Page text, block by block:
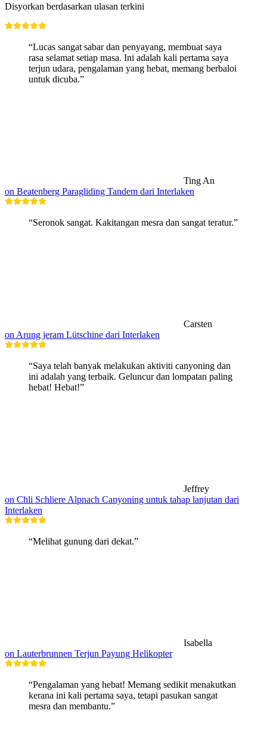
Disyorkan berdasarkan ulasan terkini
“Lucas sangat sabar dan penyayang, membuat saya
rasa selamat setiap masa. Ini adalah kali pertama saya
terjun udara, pengalaman yang hebat, memang berbaloi
untuk dicuba.”
Ting An
on Beatenberg Paragliding Tandem dari Interlaken
“Seronok sangat. Kakitangan mesra dan sangat teratur.”
Carsten
on Arung jeram Lütschine dari Interlaken
“Saya telah banyak melakukan aktiviti canyoning dan
ini adalah yang terbaik. Geluncur dan lompatan paling
hebat! Hebat!”
Jeffrey
on Chli Schliere Alpnach Canyoning untuk tahap lanjutan dari
Interlaken
“Melihat gunung dari dekat.”
Isabella
on Lauterbrunnen Terjun Payung Helikopter
“Pengalaman yang hebat! Memang sedikit menakutkan
kerana ini kali pertama saya, tetapi pasukan sangat
mesra dan membantu.”